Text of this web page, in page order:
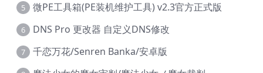
5 微PE工具箱(PE装机维护工具) v2.3官方正式版
6 DNS Pro 更改器 自定义DNS修改
7 千恋万花/Senren Banka/安卓版